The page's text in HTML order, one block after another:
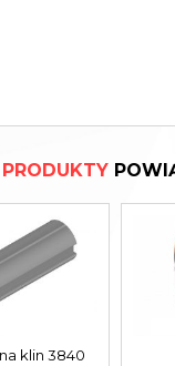
PRODUKTY
klin 3840